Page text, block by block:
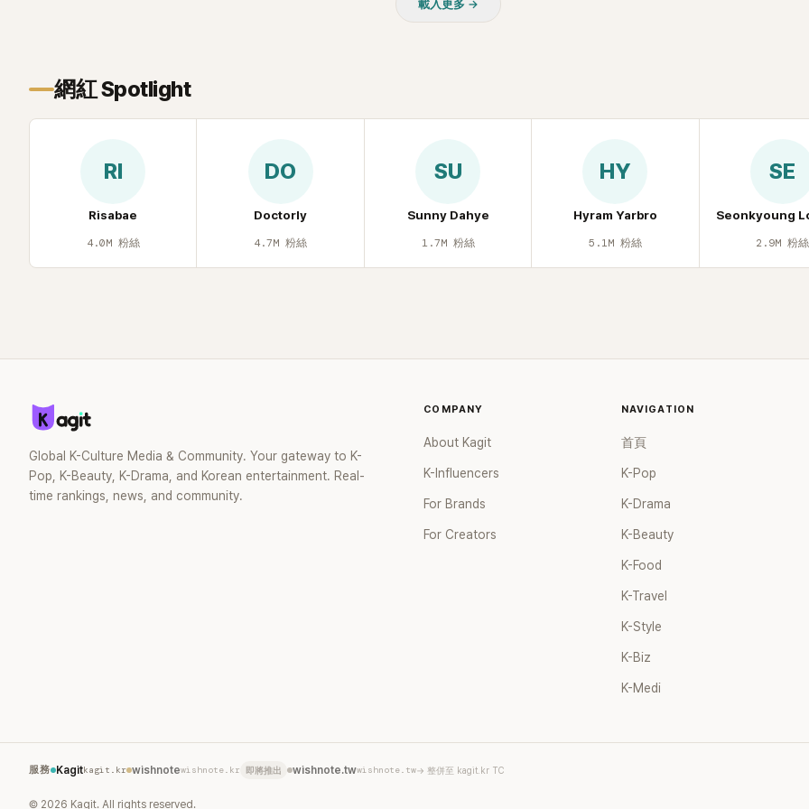
李智惠、徐智英兩位女成員，以及張錫
炫、Chris Kim 兩位男成員組成。不過後來
後，李智惠轉型 solo，靠著綜藝與歌唱實
S#arp，也與 李尚敏 的賞識有關。 感情方
己安排一段休息時間。
載入更多 →
網紅 Spotlight
RI
Risabae
4.0M 粉絲
DO
Doctorly
4.7M 粉絲
SU
Sunny Dahye
1.7M 粉絲
HY
Hyram Yarbro
5.1M 粉絲
SE
Seonkyoung
2.9M 粉絲
Global K-Culture Media & Community. Your gateway to K-
Pop, K-Beauty, K-Drama, and Korean entertainment. Real-
time rankings, news, and community.
COMPANY
About Kagit
K-Influencers
For Brands
For Creators
NAVIGATION
首頁
K-Pop
K-Drama
K-Beauty
K-Food
K-Travel
K-Style
K-Biz
K-Medi
服務 Kagitkagit.kr wishnotewishnote.kr 即將推出 wishnote.twwishnote.tw→ 整併至 kagit.kr TC
© 2026 Kagit. All rights reserved.